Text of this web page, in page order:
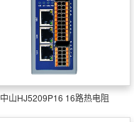
中山HJ5209P16 16路热电阻